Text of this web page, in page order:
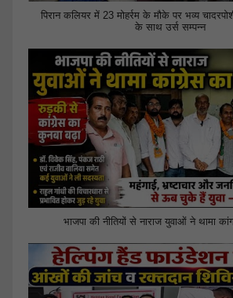
पिरान कलियर में 23 मोहर्रम के मौके पर भव्य
के साथ उर्स सम्पन्न
भाजपा की नीतियों से नाराज युवाओं ने थामा